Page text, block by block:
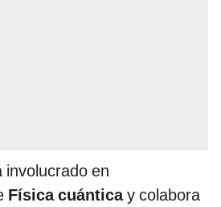
en
Física cuánticay colabora